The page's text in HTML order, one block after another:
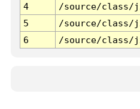
4
/source/class/
5
/source/class/
6
/source/class/